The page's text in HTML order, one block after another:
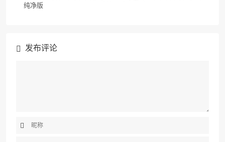
纯净版
发布评论